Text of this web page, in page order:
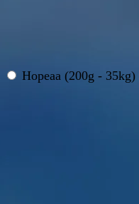
Hopeaa (200g - 35kg)